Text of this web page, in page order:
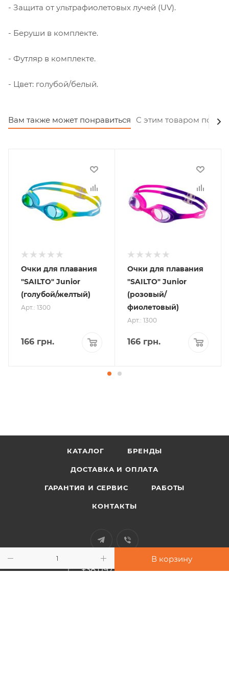
В корзину
- Защита от ультрафиолетовых лучей (UV).
- Беруши в комплекте.
- Футляр в комплекте.
- Цвет: голубой/белый.
Вам также может понравиться С этим товаром
Очки для плавания
"SAILTO" Junior
(голубой/желтый)
Арт.: 1300
166 грн.
Очки для плавания
"SAILTO" Junior
(розовый/
фиолетовый)
Арт.: 1300
166 грн.
КАТАЛОГ БРЕНДЫ
ДОСТАВКА И ОПЛАТА
ГАРАНТИЯ И СЕРВИС РАБОТЫ
КОНТАКТЫ
+38 097 948 33 91